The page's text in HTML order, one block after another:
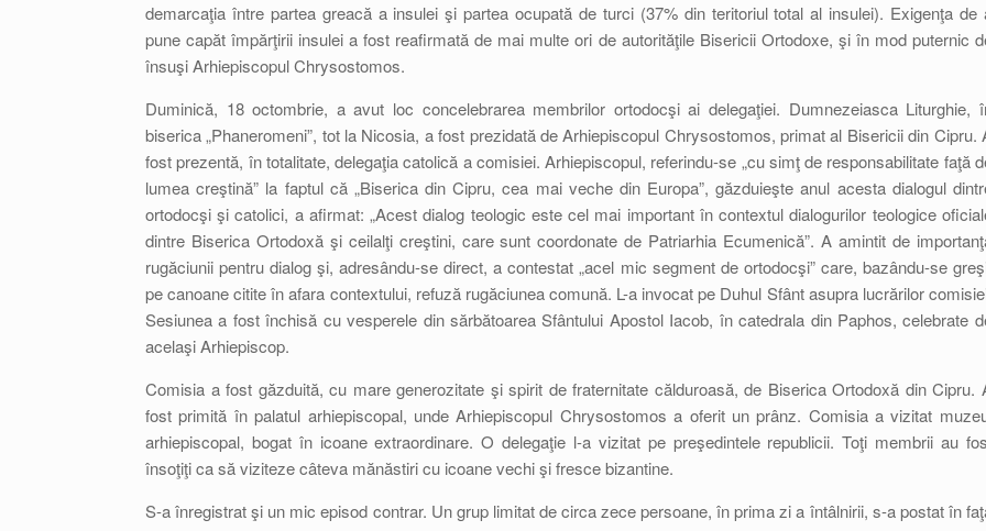
demarcaţia între partea greacă a insulei şi partea ocupată de turci (37% din teritoriul total al insulei). Exigenţa de
pune capăt împărţirii insulei a fost reafirmată de mai multe ori de autorităţile Bisericii Ortodoxe, şi în mod puternic
însuşi Arhiepiscopul Chrysostomos.
Duminică, 18 octombrie, a avut loc concelebrarea membrilor ortodocşi ai delegaţiei. Dumnezeiasca Liturghie,
biserica „Phaneromeni”, tot la Nicosia, a fost prezidată de Arhiepiscopul Chrysostomos, primat al Bisericii din Cipru.
fost prezentă, în totalitate, delegaţia catolică a comisiei. Arhiepiscopul, referindu-se „cu simţ de responsabilitate faţă
lumea creştină” la faptul că „Biserica din Cipru, cea mai veche din Europa”, găzduieşte anul acesta dialogul
ortodocşi şi catolici, a afirmat: „Acest dialog teologic este cel mai important în contextul dialogurilor teologice
dintre Biserica Ortodoxă şi ceilalţi creştini, care sunt coordonate de Patriarhia Ecumenică”. A amintit de
rugăciunii pentru dialog şi, adresându-se direct, a contestat „acel mic segment de ortodocşi” care, bazându-se
pe canoane citite în afara contextului, refuză rugăciunea comună. L-a invocat pe Duhul Sfânt asupra lucrărilor
Sesiunea a fost închisă cu vesperele din sărbătoarea Sfântului Apostol Iacob, în catedrala din Paphos, celebrate
acelaşi Arhiepiscop.
Comisia a fost găzduită, cu mare generozitate şi spirit de fraternitate călduroasă, de Biserica Ortodoxă din Cipru.
fost primită în palatul arhiepiscopal, unde Arhiepiscopul Chrysostomos a oferit un prânz. Comisia a vizitat
arhiepiscopal, bogat în icoane extraordinare. O delegaţie l-a vizitat pe preşedintele republicii. Toţi membrii au
însoţiţi ca să viziteze câteva mănăstiri cu icoane vechi şi fresce bizantine.
S-a înregistrat şi un mic episod contrar. Un grup limitat de circa zece persoane, în prima zi a întâlnirii, s-a postat în